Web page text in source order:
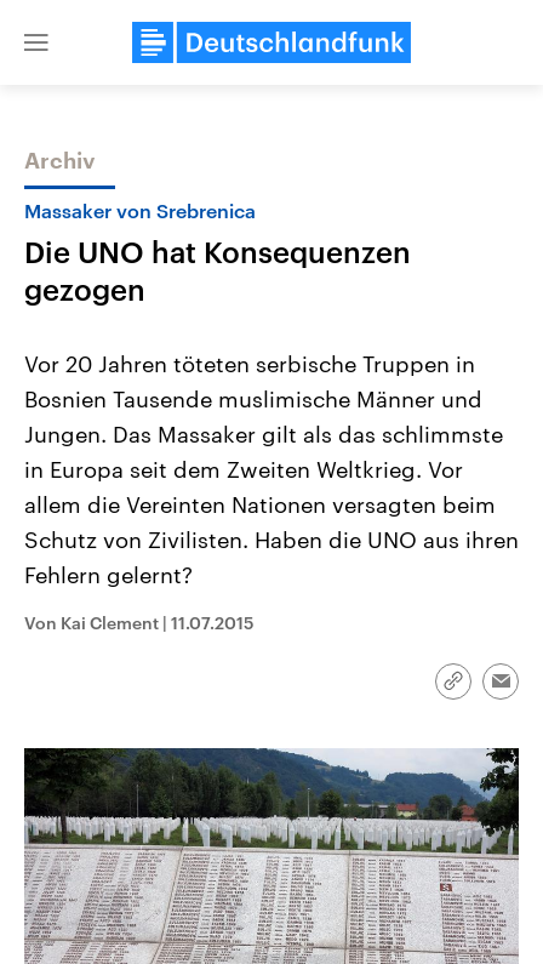
Close
Themen
Landtagswahl Sachsen-Anhalt
2026
Alle Informationen
Sachsen-Anhalt wählt am 6.
September 2026 einen neuen
Landtag. Seit 2021 wird das
Bundesland von einer Koalition aus
Umfragen, Prognosen,
und Hintergründe zu den Parteien
und Kandidaten der anstehenden
USA
Aktuelle Beiträge,
Hintergründe
Wirtschaftlich und
gehören die Vereinigten
den mächtigsten Ländern
mit großem Einfluss auf
Sendungen Programm
Archiv
Massaker von Srebrenica
Die UNO hat Konsequenzen
gezogen
Vor 20 Jahren töteten serbische Truppen in
Bosnien Tausende muslimische Männer und
Jungen. Das Massaker gilt als das schlimmste
in Europa seit dem Zweiten Weltkrieg. Vor
allem die Vereinten Nationen versagten beim
Schutz von Zivilisten. Haben die UNO aus ihren
Fehlern gelernt?
Von Kai Clement | 11.07.2015
Link